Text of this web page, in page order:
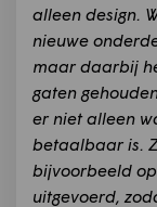
alleen design.
nieuwe
maar daarbij
gaten
er niet alleen
betaalbaar is.
bijvoorbeeld
uitgevoerd,